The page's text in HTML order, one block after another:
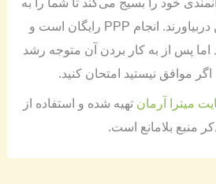
کارآمدترین شکل ممکن دربیاورند. انجام PPP رایگان است و
اما پس از به کار بردن آن متوجه رشد
موافق نیستید امتحان کنید.
میترا آرمان تهیه شده و استفاده از
منبع بلامانع است​.